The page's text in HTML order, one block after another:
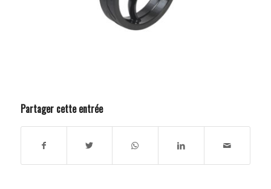
Partager cette entrée